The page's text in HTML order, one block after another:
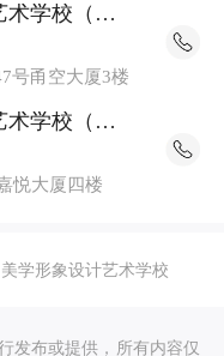
术学校（鄞
号甬空大厦3楼
术学校（南
悦大厦四楼
学形象设计艺术学校
发布或提供，所有内容仅